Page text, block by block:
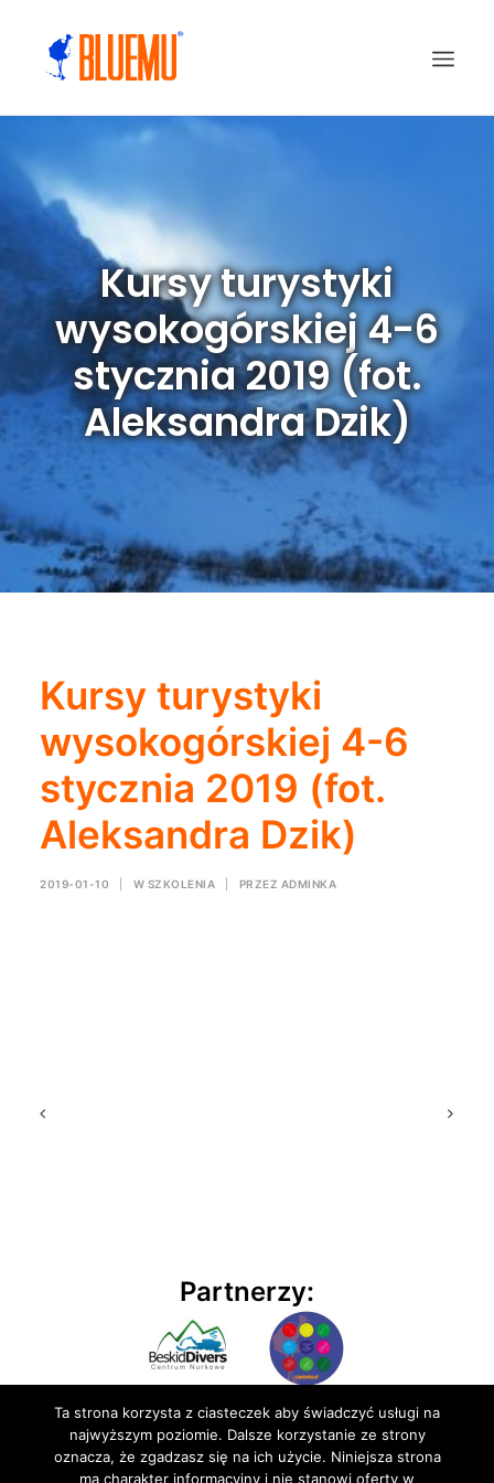
Kursy turystyki
wysokogórskiej 4-6
stycznia 2019 (fot.
Aleksandra Dzik)
Kursy turystyki
wysokogórskiej 4-6
stycznia 2019 (fot.
Aleksandra Dzik)
2019-01-10 W SZKOLENIA PRZEZ ADMINKA
Partnerzy:
Ta strona korzysta z ciasteczek aby świadczyć usługi na
najwyższym poziomie. Dalsze korzystanie ze strony
oznacza, że zgadzasz się na ich użycie. Niniejsza strona
ma charakter informacyjny i nie stanowi oferty w